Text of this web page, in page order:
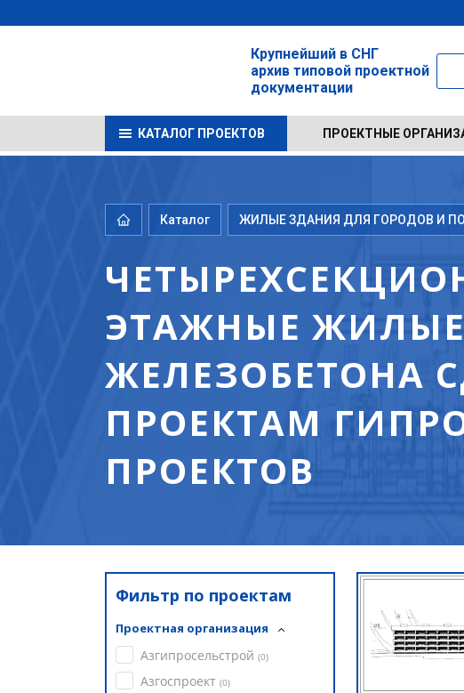
Крупнейший в СНГ
архив типовой проектной
документации
КАТАЛОГ ПРОЕКТОВ ПРОЕКТНЫЕ
Каталог ЖИЛЫЕ ЗДАНИЯ ДЛЯ ГОРОДОВ И
ЭТАЖНЫЕ
ЖЕЛЕЗОБЕТОНА
ПРОЕКТАМ
ПРОЕКТОВ
Фильтр по проектам
Проектная организация
Азгипросельстрой (0)
Азгоспроект (0)